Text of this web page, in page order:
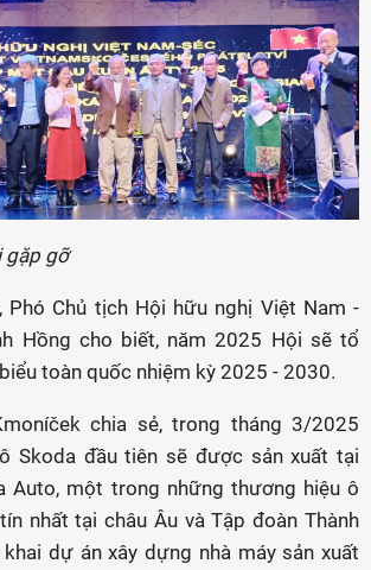
gặp gỡ
Phó Chủ tịch Hội hữu nghị Việt Nam -
Hồng cho biết, năm 2025 Hội sẽ tổ
toàn quốc nhiệm kỳ 2025 - 2030.
chia sẻ, trong tháng 3/2025
Skoda đầu tiên sẽ được sản xuất tại
Auto, một trong những thương hiệu ô
nhất tại châu Âu và Tập đoàn Thành
dự án xây dựng nhà máy sản xuất